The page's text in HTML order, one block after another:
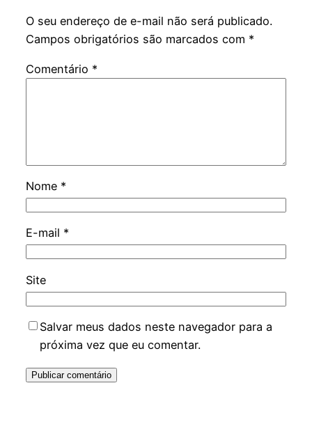
O seu endereço de e-mail não será publicado.
Campos obrigatórios são marcados com *
Comentário *
Nome *
E-mail *
Site
Salvar meus dados neste navegador para a
próxima vez que eu comentar.